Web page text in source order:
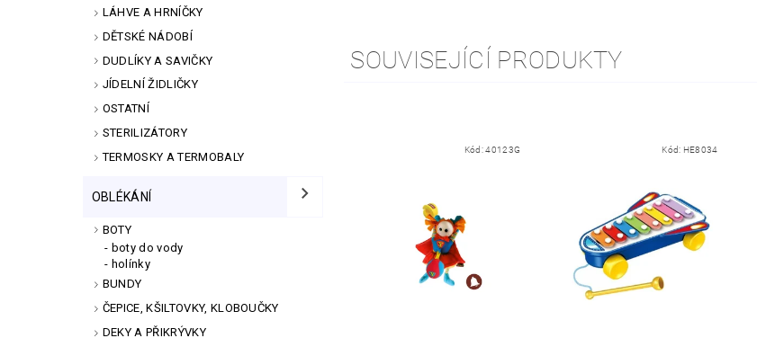
LÁHVE A HRNÍČKY
DĚTSKÉ NÁDOBÍ
DUDLÍKY A SAVIČKY
JÍDELNÍ ŽIDLIČKY
OSTATNÍ
STERILIZÁTORY
TERMOSKY A TERMOBALY
OBLÉKÁNÍ
BOTY
boty do vody
holínky
BUNDY
ČEPICE, KŠILTOVKY, KLOBOUČKY
DEKY A PŘIKRÝVKY
SOUVISEJÍCÍ PRODUKTY
Kód:40123G Kód: HE8034